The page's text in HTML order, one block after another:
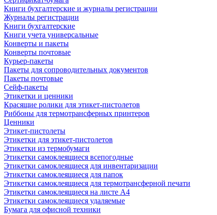
Книги бухгалтерские и журналы регистрации
Журналы регистрации
Книги бухгалтерские
Книги учета универсальные
Конверты и пакеты
Конверты почтовые
Курьер-пакеты
Пакеты для сопроводительных документов
Пакеты почтовые
Сейф-пакеты
Этикетки и ценники
Красящие ролики для этикет-пистолетов
Риббоны для термотрансферных принтеров
Ценники
Этикет-пистолеты
Этикетки для этикет-пистолетов
Этикетки из термобумаги
Этикетки самоклеящиеся всепогодные
Этикетки самоклеящиеся для инвентаризации
Этикетки самоклеящиеся для папок
Этикетки самоклеящиеся для термотрансферной печати
Этикетки самоклеящиеся на листе А4
Этикетки самоклеящиеся удаляемые
Бумага для офисной техники